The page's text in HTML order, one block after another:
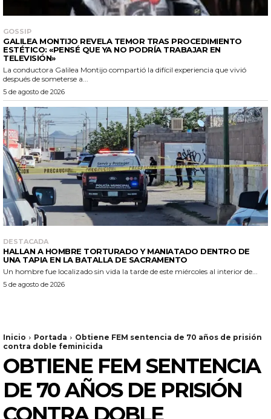
GOSSIP
GALILEA MONTIJO REVELA TEMOR TRAS PROCEDIMIENTO
ESTÉTICO: «PENSÉ QUE YA NO PODRÍA TRABAJAR EN
TELEVISIÓN»
La conductora Galilea Montijo compartió la difícil experiencia que vivió
después de someterse a...
5 de agosto de 2026
DESTACADA
HALLAN A HOMBRE TORTURADO Y MANIATADO DENTRO DE
UNA TAPIA EN LA BATALLA DE SACRAMENTO
Un hombre fue localizado sin vida la tarde de este miércoles al interior de...
5 de agosto de 2026